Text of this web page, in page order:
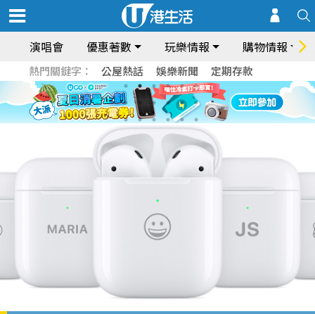
演唱會 優惠著數 玩樂情報 購物情報
熱門關鍵字： 公屋熱話 娛樂新聞 定期存款